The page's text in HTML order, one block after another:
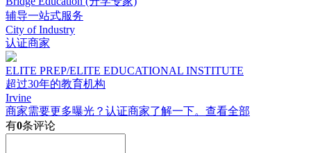
辅导一站式服务
City of Industry
认证商家
ELITE PREP/ELITE EDUCATIONAL INSTITUTE
超过30年的教育机构
Irvine
商家需要更多曝光？认证商家了解一下。 查看全部
有0条评论